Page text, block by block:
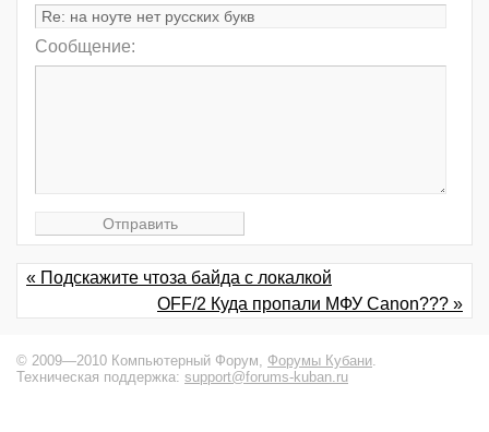
Сообщение:
« Подскажите чтоза байда с локалкой
OFF/2 Куда пропали МФУ Canon??? »
© 2009—2010 Компьютерный Форум, Форумы Кубани.
Техническая поддержка: support@forums-kuban.ru